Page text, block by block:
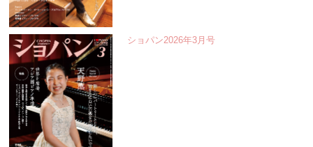
ショパン2026年3月号